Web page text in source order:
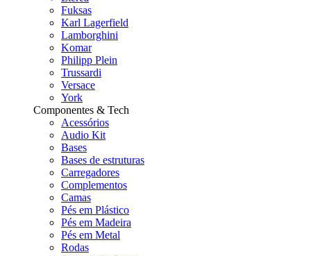
Fuksas
Karl Lagerfield
Lamborghini
Komar
Philipp Plein
Trussardi
Versace
York
Componentes & Tech
Acessórios
Audio Kit
Bases
Bases de estruturas
Carregadores
Complementos
Camas
Pés em Plástico
Pés em Madeira
Pés em Metal
Rodas